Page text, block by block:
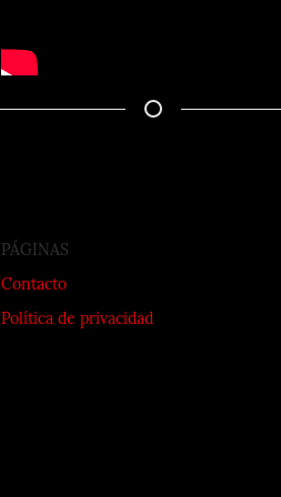
PÁGINAS
Contacto
Política de privacidad